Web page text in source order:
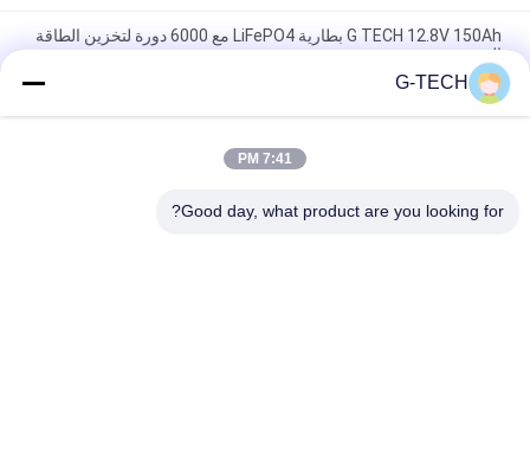
G TECH 12.8V 150Ah بطارية LiFePO4 مع 6000 دورة لتخزين الطاقة
الشمسية
الكهربائية والدراجة الثلاثية
G-TECH
7:41 PM
Good day, what product are you looking for?